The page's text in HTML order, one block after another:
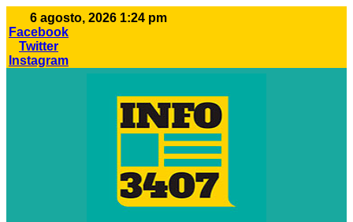
al
contenido
6 agosto, 2026 1:24 pm
Facebook
Twitter
Instagram